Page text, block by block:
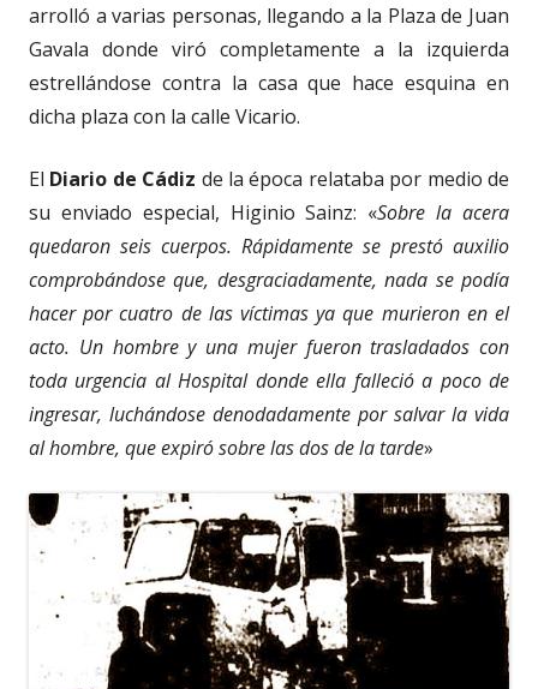
arrolló a varias personas, llegando a la Plaza de Juan
Gavala donde viró completamente a la izquierda
estrellándose contra la casa que hace esquina en
dicha plaza con la calle Vicario.
El Diario de Cádiz de la época relataba por medio de
su enviado especial, Higinio Sainz: «Sobre la acera
quedaron seis cuerpos. Rápidamente se prestó auxilio
comprobándose que, desgraciadamente, nada se podía
hacer por cuatro de las víctimas ya que murieron en el
acto. Un hombre y una mujer fueron trasladados con
toda urgencia al Hospital donde ella falleció a poco de
ingresar, luchándose denodadamente por salvar la vida
al hombre, que expiró sobre las dos de la tarde»